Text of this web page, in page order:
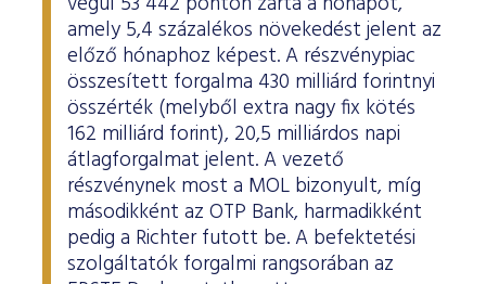
amely 5,4 százalékos növekedést jelent az
előző hónaphoz képest. A részvénypiac
összesített forgalma 430 milliárd forintnyi
összérték (melyből extra nagy fix kötés
162 milliárd forint), 20,5 milliárdos napi
átlagforgalmat jelent. A vezető
részvénynek most a MOL bizonyult, míg
másodikként az OTP Bank, harmadikként
pedig a Richter futott be. A befektetési
szolgáltatók forgalmi rangsorában az